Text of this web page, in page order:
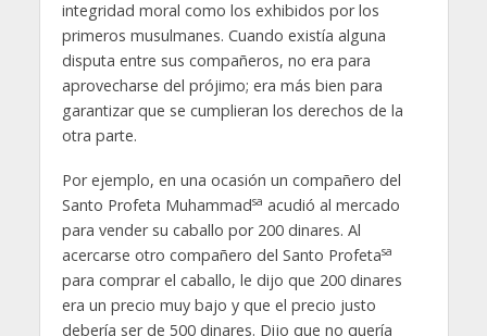
integridad moral como los exhibidos por los
primeros musulmanes. Cuando existía alguna
disputa entre sus compañeros, no era para
aprovecharse del prójimo; era más bien para
garantizar que se cumplieran los derechos de la
otra parte.
Por ejemplo, en una ocasión un compañero del
Santo Profeta Muhammadsa acudió al mercado
para vender su caballo por 200 dinares. Al
acercarse otro compañero del Santo Profetasa
para comprar el caballo, le dijo que 200 dinares
era un precio muy bajo y que el precio justo
debería ser de 500 dinares. Dijo que no quería